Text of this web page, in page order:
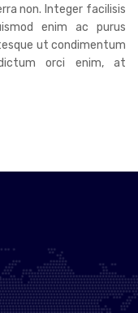
non. Integer facilisis
enim ac purus
ut condimentum
orci enim, at